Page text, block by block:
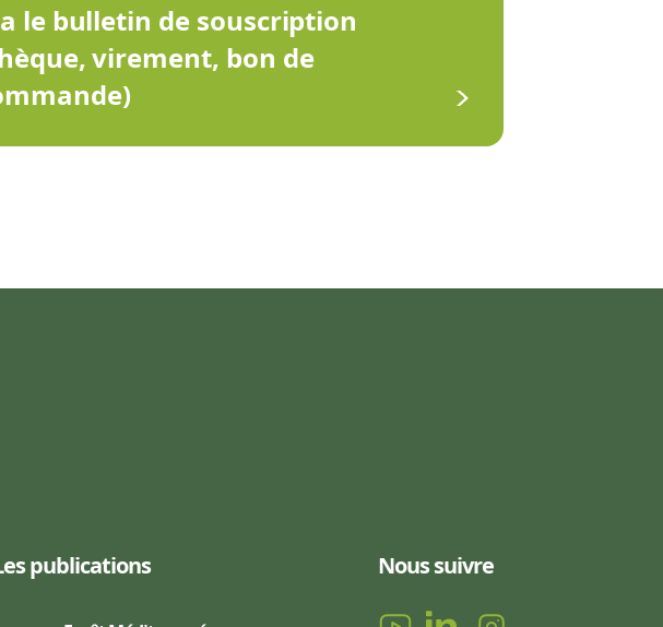
le bulletin de souscription
virement, bon de
publications Nous suivre